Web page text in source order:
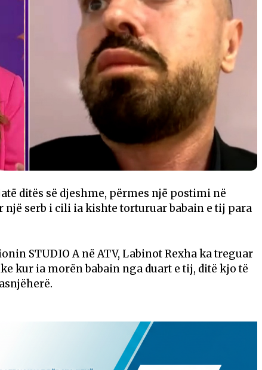
ditës së djeshme, përmes një postimi në
një serb i cili ia kishte torturuar babain e tij para
STUDIO A në ATV, Labinot Rexha ka treguar
kur ia morën babain nga duart e tij, ditë kjo të